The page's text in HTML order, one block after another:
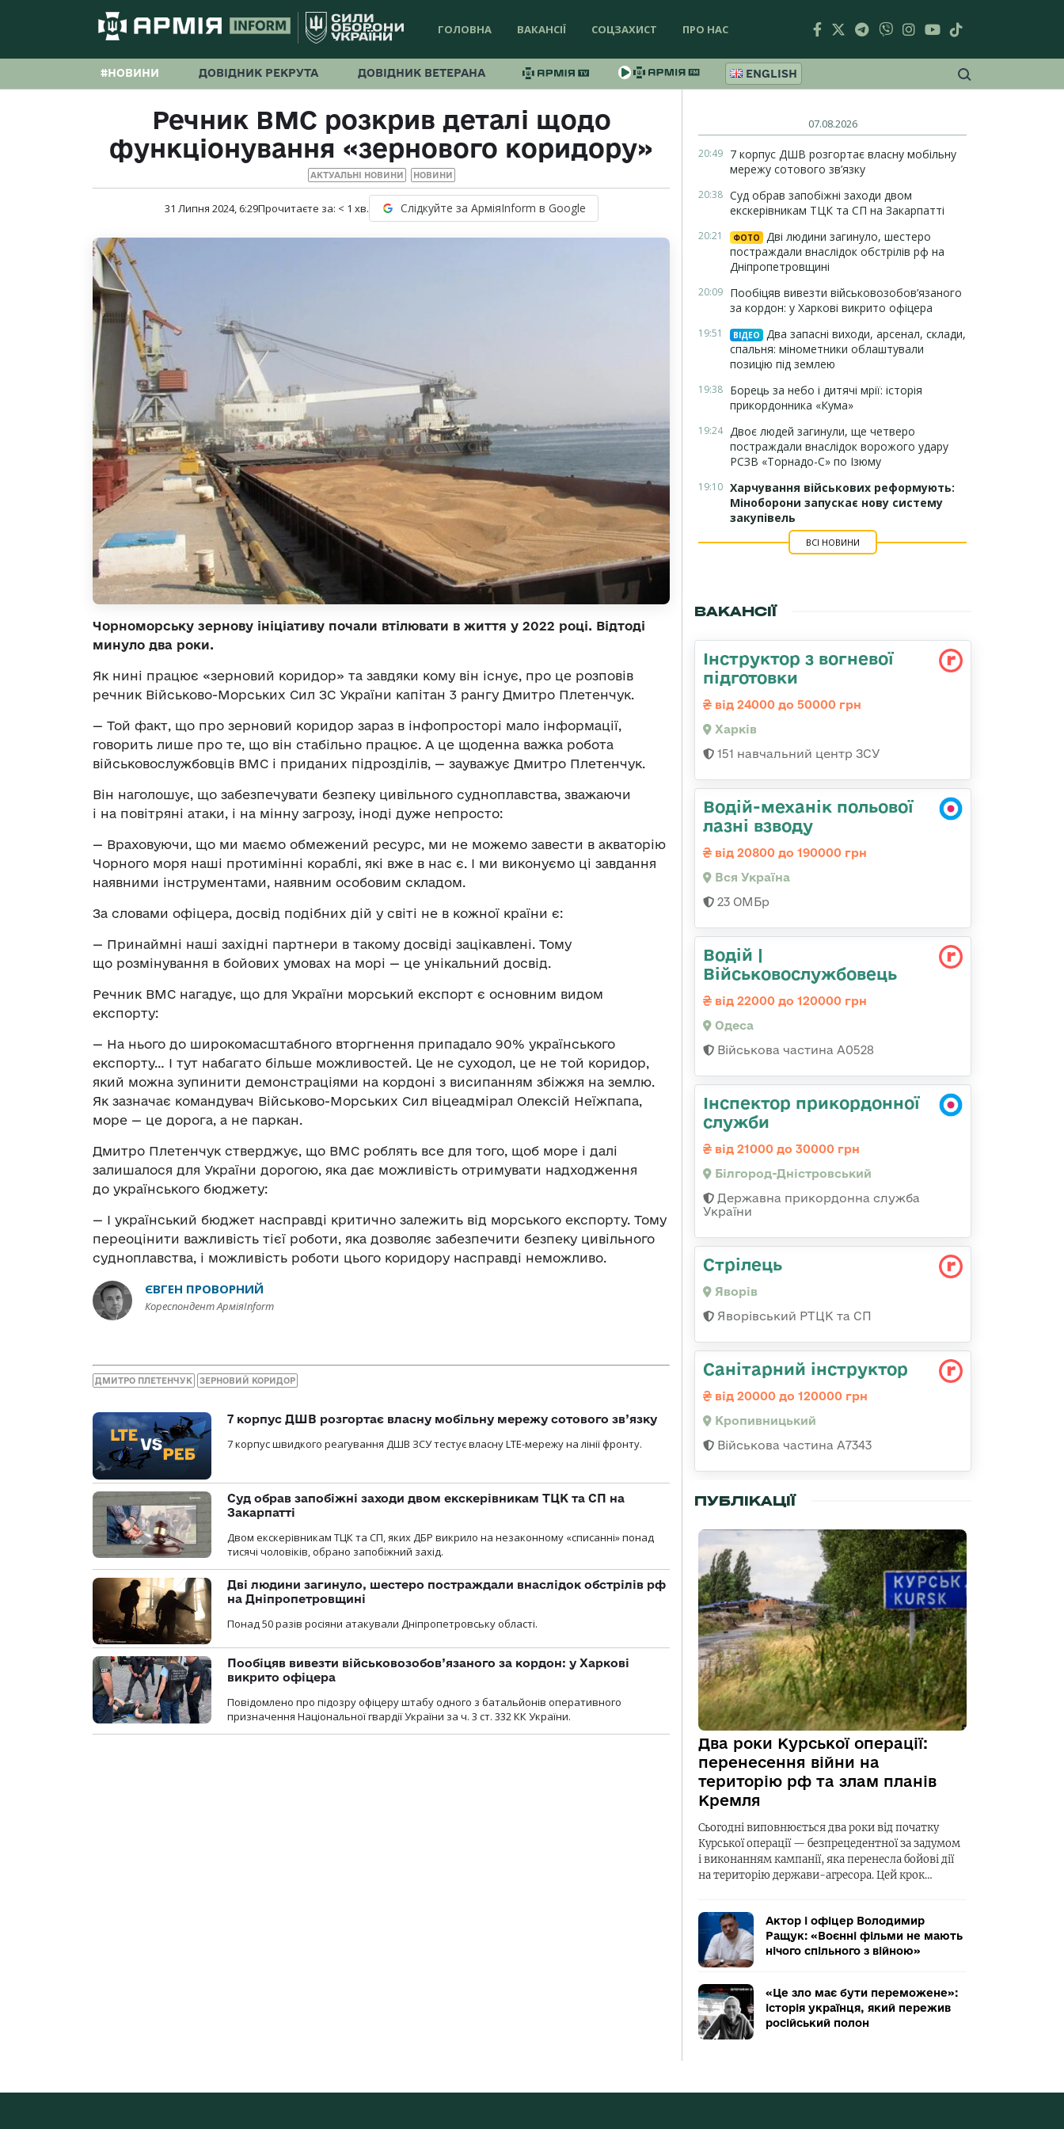
ГОЛОВНА ВАКАНСІЇ СОЦЗАХИСТ ПРО НАС
#НОВИНИ ДОВІДНИК РЕКРУТА ДОВІДНИК ВЕТЕРАНА ENGLISH
Речник ВМС розкрив деталі щодо
функціонування «зернового коридору»
АКТУАЛЬНІ НОВИНИ НОВИНИ
31 Липня 2024, 6:29Прочитаєте за: < 1 хв. Слідкуйте за АрміяInform в Google
Чорноморську зернову ініціативу почали втілювати в життя у 2022 році. Відтоді
минуло два роки.
Як нині працює «зерновий коридор» та завдяки кому він існує, про це розповів
речник Військово-Морських Сил ЗС України капітан 3 рангу Дмитро Плетенчук.
— Той факт, що про зерновий коридор зараз в інфопросторі мало інформації,
говорить лише про те, що він стабільно працює. А це щоденна важка робота
військовослужбовців ВМС і приданих підрозділів, — зауважує Дмитро Плетенчук.
Він наголошує, що забезпечувати безпеку цивільного судноплавства, зважаючи
і на повітряні атаки, і на мінну загрозу, іноді дуже непросто:
— Враховуючи, що ми маємо обмежений ресурс, ми не можемо завести в акваторію
Чорного моря наші протимінні кораблі, які вже в нас є. І ми виконуємо ці завдання
наявними інструментами, наявним особовим складом.
За словами офіцера, досвід подібних дій у світі не в кожної країни є:
— Принаймні наші західні партнери в такому досвіді зацікавлені. Тому
що розмінування в бойових умовах на морі — це унікальний досвід.
Речник ВМС нагадує, що для України морський експорт є основним видом
експорту:
— На нього до широкомасштабного вторгнення припадало 90% українського
експорту… І тут набагато більше можливостей. Це не суходол, це не той коридор,
який можна зупинити демонстраціями на кордоні з висипанням збіжжя на землю.
Як зазначає командувач Військово-Морських Сил віцеадмірал Олексій Неїжпапа,
море — це дорога, а не паркан.
Дмитро Плетенчук стверджує, що ВМС роблять все для того, щоб море і далі
залишалося для України дорогою, яка дає можливість отримувати надходження
до українського бюджету:
— І український бюджет насправді критично залежить від морського експорту. Тому
переоцінити важливість тієї роботи, яка дозволяє забезпечити безпеку цивільного
судноплавства, і можливість роботи цього коридору насправді неможливо.
ЄВГЕН ПРОВОРНИЙ
Кореспондент АрміяInform
ДМИТРО ПЛЕТЕНЧУК ЗЕРНОВИЙ КОРИДОР
7 корпус ДШВ розгортає власну мобільну мережу сотового зв’язку
7 корпус швидкого реагування ДШВ ЗСУ тестує власну LTE-мережу на лінії фронту.
Суд обрав запобіжні заходи двом екскерівникам ТЦК та СП на
Закарпатті
Двом екскерівникам ТЦК та СП, яких ДБР викрило на незаконному «списанні» понад
тисячі чоловіків, обрано запобіжний захід.
Дві людини загинуло, шестеро постраждали внаслідок обстрілів рф
на Дніпропетровщині
Понад 50 разів росіяни атакували Дніпропетровську області.
Пообіцяв вивезти військовозобов’язаного за кордон: у Харкові
викрито офіцера
Повідомлено про підозру офіцеру штабу одного з батальйонів оперативного
призначення Національної гвардії України за ч. 3 ст. 332 КК України.
07.08.2026
20:49 7 корпус ДШВ розгортає власну мобільну
мережу сотового зв’язку
20:38 Суд обрав запобіжні заходи двом
екскерівникам ТЦК та СП на Закарпатті
20:21 ФОТО
Дві людини загинуло, шестеро
постраждали внаслідок обстрілів рф на
Дніпропетровщині
20:09 Пообіцяв вивезти військовозобов’язаного
за кордон: у Харкові викрито офіцера
19:51 ВІДЕО
Два запасні виходи, арсенал, склади,
спальня: мінометники облаштували
позицію під землею
19:38 Борець за небо і дитячі мрії: історія
прикордонника «Кума»
19:24 Двоє людей загинули, ще четверо
постраждали внаслідок ворожого удару
РСЗВ «Торнадо-С» по Ізюму
19:10 Харчування військових реформують:
Міноборони запускає нову систему
закупівель
ВСІ НОВИНИ
ВАКАНСІЇ
Інструктор з вогневої
підготовки
від 24000 до 50000 грн
Харків
151 навчальний центр ЗСУ
Водій-механік польової
лазні взводу
від 20800 до 190000 грн
Вся Україна
23 ОМБр
Водій |
Військовослужбовець
від 22000 до 120000 грн
Одеса
Військова частина А0528
Інспектор прикордонної
служби
від 21000 до 30000 грн
Білгород-Дністровський
Державна прикордонна служба
України
Стрілець
Яворів
Яворівський РТЦК та СП
Санітарний інструктор
від 20000 до 120000 грн
Кропивницький
Військова частина А7343
ПУБЛІКАЦІЇ
Два роки Курської операції:
перенесення війни на
територію рф та злам планів
Кремля
Сьогодні виповнюється два роки від початку
Курської операції — безпрецедентної за задумом
і виконанням кампанії, яка перенесла бойові дії
на територію держави-агресора. Цей крок…
Актор і офіцер Володимир
Ращук: «Воєнні фільми не мають
нічого спільного з війною»
«Це зло має бути переможене»:
історія українця, який пережив
російський полон